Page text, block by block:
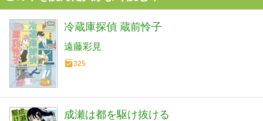
冷蔵庫探偵 蔵前怜子
遠藤彩見
325
成瀬は都を駆け抜ける